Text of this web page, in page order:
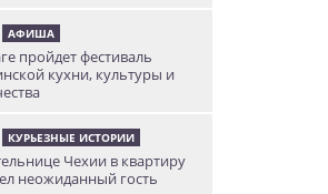
АФИША
пройдет фестиваль
кухни, культуры и
КУРЬЕЗНЫЕ ИСТОРИИ
Чехии в квартиру
неожиданный гость